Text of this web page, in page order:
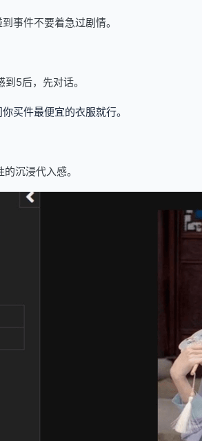
事件不要着急过剧情。
5后，先对话。
买件最便宜的衣服就行。
沉浸代入感。